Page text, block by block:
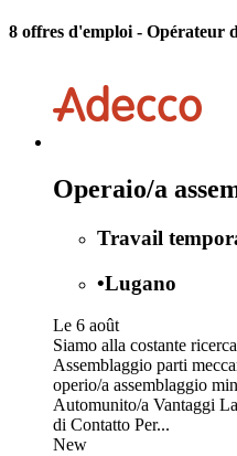
8 offres d'emploi - Opérateur
Operaio/a
Travail
•Lugano
Le 6 août
Siamo alla costante
Assemblaggio parti
operio/a assemblaggio
Automunito/a Vantaggi
di Contatto Per...
New